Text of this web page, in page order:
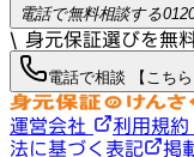
電話で無料相談する
\ 身元保証選びを無
電話で相談 【こちら
運営会社 利用規約
法に基づく表記
掲